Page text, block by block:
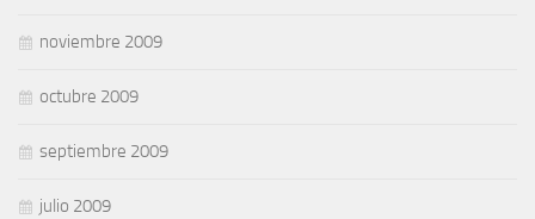
noviembre 2009
octubre 2009
septiembre 2009
julio 2009